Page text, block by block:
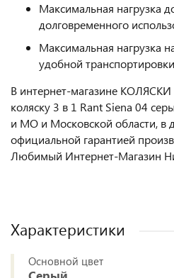
Максимальная нагрузка
долговременного
Максимальная нагрузка
удобной
В интернет-магазине
коляску 3 в 1 Rant Siena 04
и МО и Московской области, в
официальной гарантией
Любимый Интернет-Магазин
Характеристики
Основной цвет